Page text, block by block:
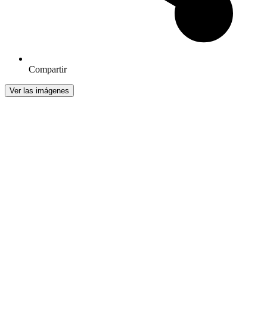
Compartir
Ver las imágenes